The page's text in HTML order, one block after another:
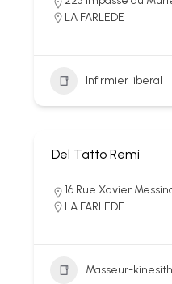
LA FARLEDE
Infirmier liberal
Del Tatto Remi
16 Rue Xavier
LA FARLEDE
Masseur-